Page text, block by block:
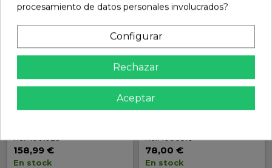
Ref: 1001928
158,99 €
En stock
Ref: 1000310
78,00 €
En stock
procesamiento de datos personales involucrados?
Configurar
Rechazar
Aceptar